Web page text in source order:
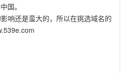
国。
响还是蛮大的，所以在挑选域名的